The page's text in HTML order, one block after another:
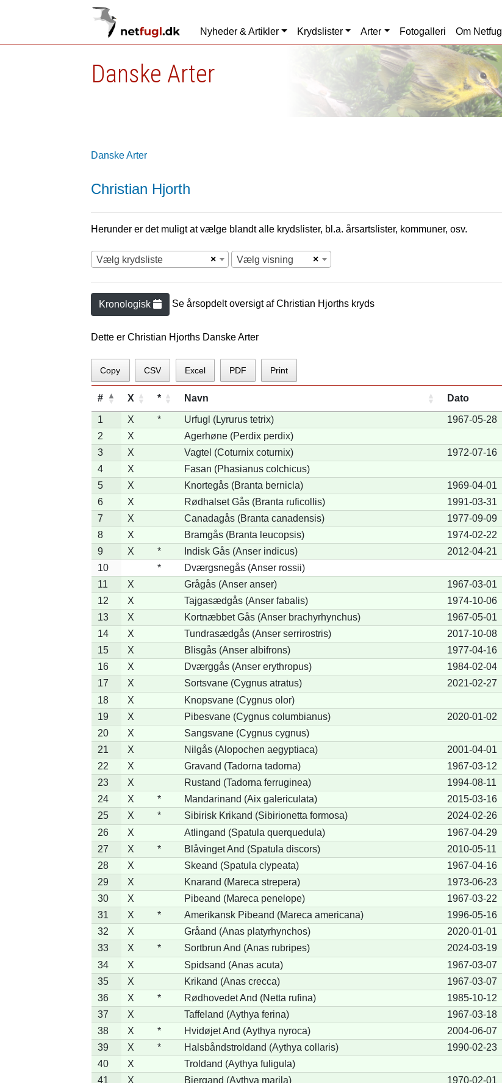
Nyheder & Artikler Krydslister Arter Fotogalleri Om Netfugl
Danske Arter
Danske Arter
Christian Hjorth
Herunder er det muligt at vælge blandt alle krydslister, bl.a. årsartslister, kommuner, osv.
×
Vælg krydsliste ×
Vælg visning
Kronologisk Se årsopdelt oversigt afChristian Hjorths kryds
Dette er Christian Hjorths Danske Arter
Copy CSV Excel PDF Print
# X * Navn Dato
1 X * Urfugl (Lyrurus tetrix) 1967-05-28
2
X Agerhøne (Perdix perdix)
3
X Vagtel (Coturnix coturnix) 1972-07-16
4
X Fasan (Phasianus colchicus)
5
X Knortegås (Branta bernicla) 1969-04-01
6
X Rødhalset Gås (Branta ruficollis) 1991-03-31
7
X Canadagås (Branta canadensis) 1977-09-09
8
X Bramgås (Branta leucopsis) 1974-02-22
9
X * Indisk Gås (Anser indicus) 2012-04-21
10
*
Dværgsnegås (Anser rossii)
11
X Grågås (Anser anser) 1967-03-01
12
X Tajgasædgås (Anser fabalis) 1974-10-06
13
X Kortnæbbet Gås (Anser brachyrhynchus) 1967-05-01
14
X Tundrasædgås (Anser serrirostris) 2017-10-08
15
X Blisgås (Anser albifrons) 1977-04-16
16
X Dværggås (Anser erythropus) 1984-02-04
17
X Sortsvane (Cygnus atratus) 2021-02-27
18
X Knopsvane (Cygnus olor)
19
X Pibesvane (Cygnus columbianus) 2020-01-02
20
X Sangsvane (Cygnus cygnus)
21
X Nilgås (Alopochen aegyptiaca) 2001-04-01
22
X Gravand (Tadorna tadorna) 1967-03-12
23
X Rustand (Tadorna ferruginea) 1994-08-11
24
X * Mandarinand (Aix galericulata) 2015-03-16
25
X * Sibirisk Krikand (Sibirionetta formosa) 2024-02-26
26
X Atlingand (Spatula querquedula) 1967-04-29
27
X * Blåvinget And (Spatula discors) 2010-05-11
28
X Skeand (Spatula clypeata) 1967-04-16
29
X Knarand (Mareca strepera) 1973-06-23
30
X Pibeand (Mareca penelope) 1967-03-22
31
X * Amerikansk Pibeand (Mareca americana) 1996-05-16
32
X Gråand (Anas platyrhynchos) 2020-01-01
33
X * Sortbrun And (Anas rubripes) 2024-03-19
34
X Spidsand (Anas acuta) 1967-03-07
35
X Krikand (Anas crecca) 1967-03-07
36
X * Rødhovedet And (Netta rufina) 1985-10-12
37
X Taffeland (Aythya ferina) 1967-03-18
38
X * Hvidøjet And (Aythya nyroca) 2004-06-07
39
X * Halsbåndstroldand (Aythya collaris) 1990-02-23
40
X Troldand (Aythya fuligula)
41
X Bjergand (Aythya marila) 1970-02-01